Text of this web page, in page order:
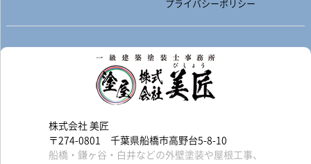
プライバシーポリシー
株式会社 美匠
〒274-0801 千葉県船橋市高野台5-8-10
船橋・鎌ヶ谷・白井などの外壁塗装や屋根工事、